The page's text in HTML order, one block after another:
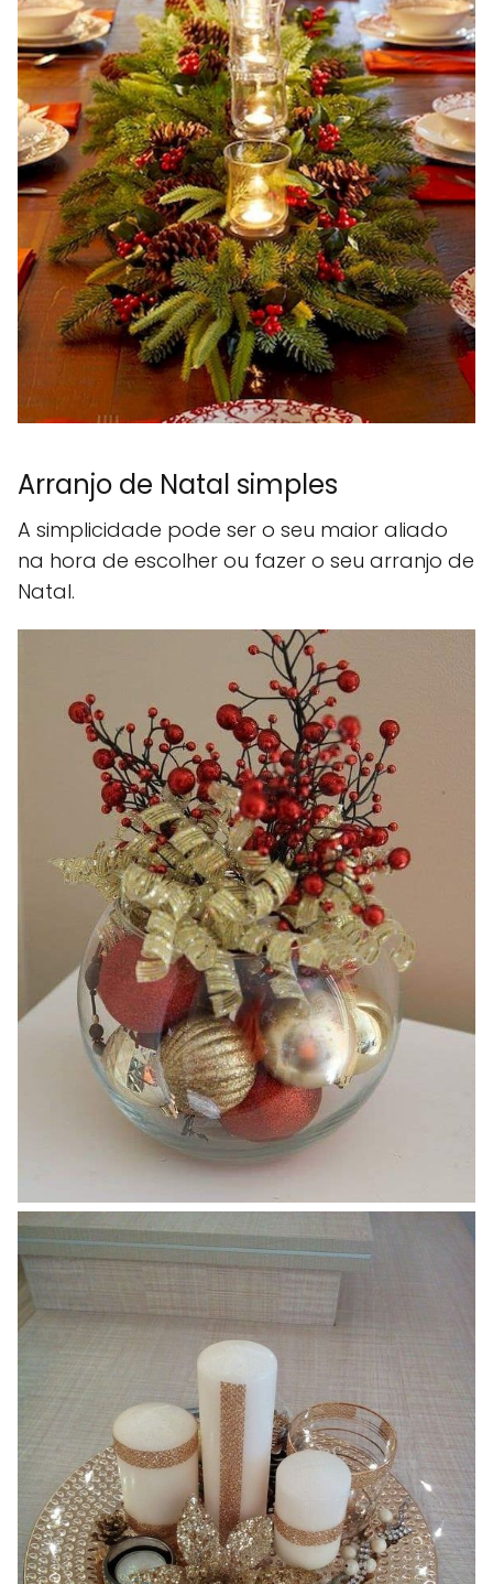
Arranjo de Natal simples
A simplicidade pode ser o seu maior aliado
na hora de escolher ou fazer o seu arranjo de
Natal.